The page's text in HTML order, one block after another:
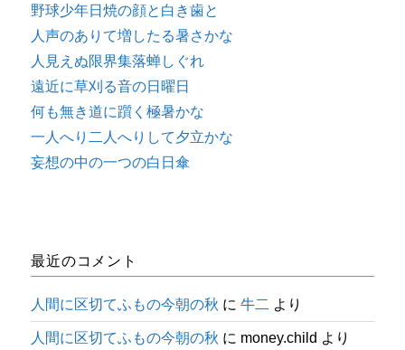
野球少年日焼の顔と白き歯と
人声のありて増したる暑さかな
人見えぬ限界集落蝉しぐれ
遠近に草刈る音の日曜日
何も無き道に躓く極暑かな
一人へり二人へりして夕立かな
妄想の中の一つの白日傘
最近のコメント
人間に区切てふもの今朝の秋 に牛二 より
人間に区切てふもの今朝の秋 に money.child より